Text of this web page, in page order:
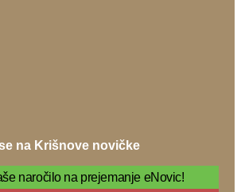
na Krišnove novičke
naročilo na prejemanje eNovic!